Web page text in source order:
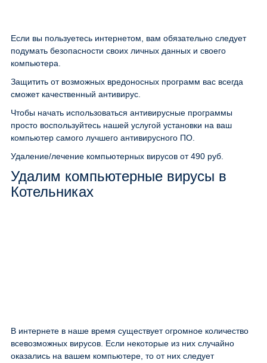
Если вы пользуетесь интернетом, вам обязательно следует
подумать безопасности своих личных данных и своего
компьютера.
Защитить от возможных вредоносных программ вас всегда
сможет качественный антивирус.
Чтобы начать использоваться антивирусные программы
просто воспользуйтесь нашей услугой установки на ваш
компьютер самого лучшего антивирусного ПО.
Удаление/лечение компьютерных вирусов от 490 руб.
Удалим компьютерные вирусы в
Котельниках
В интернете в наше время существует огромное количество
всевозможных вирусов. Если некоторые из них случайно
оказались на вашем компьютере, то от них следует